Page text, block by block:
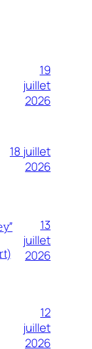
19
juillet
2026
18 juillet
2026
13
juillet
2026
12
juillet
2026